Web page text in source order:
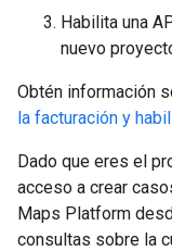
Habilita una
nuevo
Obtén información
la facturación y
Dado que eres el
acceso a crear
Maps Platform
consultas sobre la